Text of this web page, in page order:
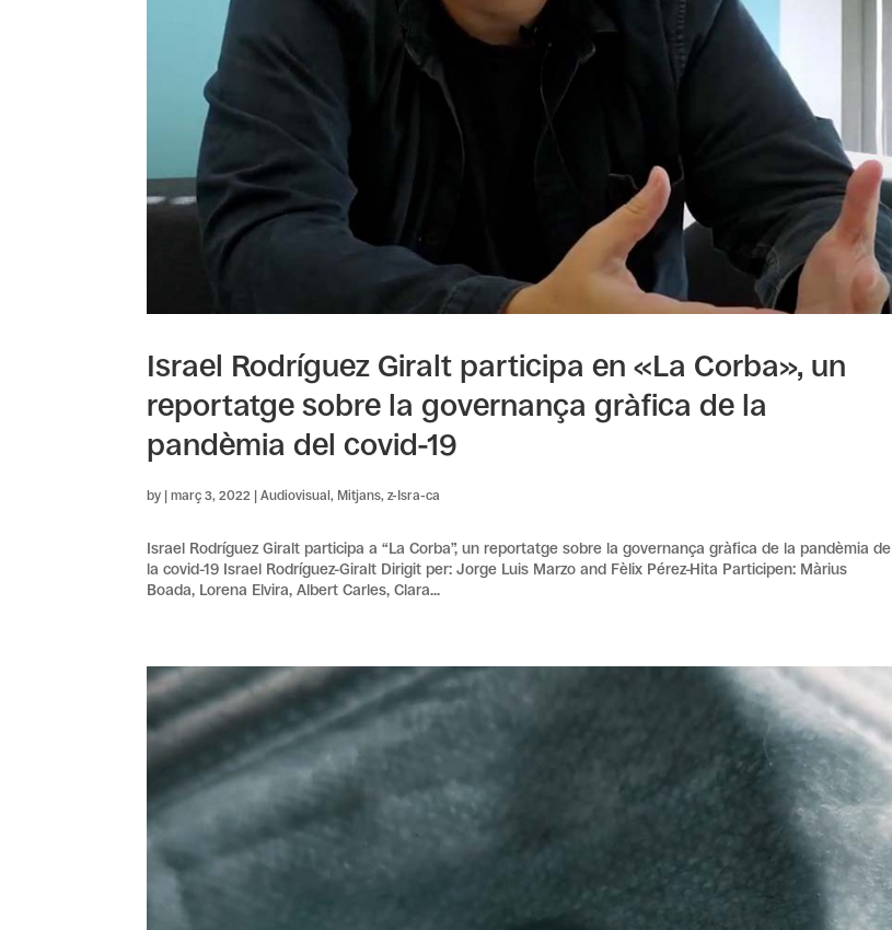
Israel Rodríguez Giralt participa en «La Corba», un
reportatge sobre la governança gràfica de la
pandèmia del covid-19
by |març 3, 2022 |Audiovisual, Mitjans,z-Isra-ca
Israel Rodríguez Giralt participa a “La Corba”, un reportatge sobre la governança gràfica de la pandèmia de
la covid-19 Israel Rodríguez-Giralt Dirigit per: Jorge Luis Marzo and Fèlix Pérez-Hita Participen: Màrius
Boada, Lorena Elvira, Albert Carles, Clara...